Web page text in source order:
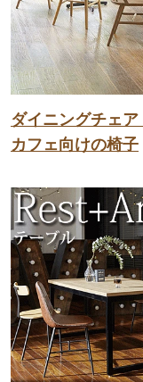
ダイニングチェ
カフェ向けの椅子